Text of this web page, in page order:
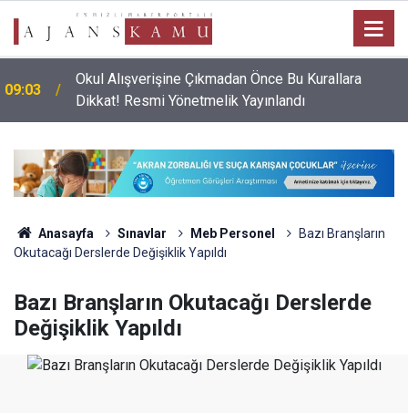
09:03
Okul Alışverişine Çıkmadan Önce Bu Kurallara
Dikkat! Resmi Yönetmelik Yayınlandı
Anasayfa Sınavlar Meb Personel
Bazı Branşların
Okutacağı Derslerde Değişiklik Yapıldı
Bazı Branşların Okutacağı Derslerde
Değişiklik Yapıldı